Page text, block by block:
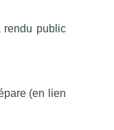
rendu public
(en lien